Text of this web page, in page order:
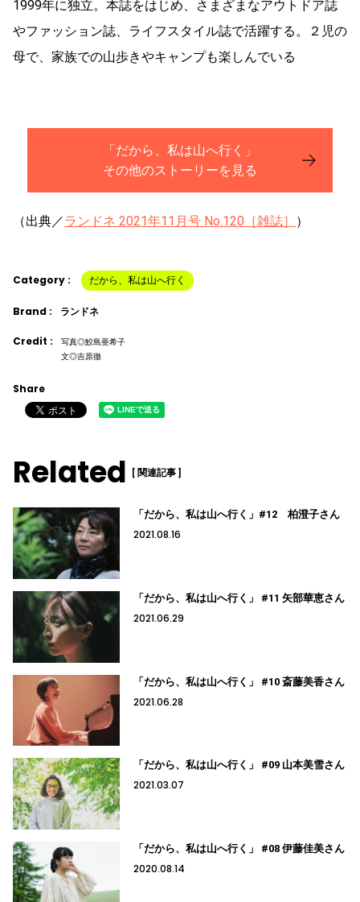
1999年に独立。本誌をはじめ、さまざまなアウトドア誌
やファッション誌、ライフスタイル誌で活躍する。２児の
母で、家族での山歩きやキャンプも楽しんでいる
「だから、私は山へ行く」
その他のストーリーを見る
（出典／ランドネ 2021年11月号 No.120［雑誌］ ）
Category : だから、私は山へ行く
Brand : ランドネ
Credit :
写真◎鮫島亜希子
文◎吉原徹
Share
Related [ 関連記事 ]
「だから、私は山へ行く」#12 柏澄子さん
2021.08.16
「だから、私は山へ行く」 #11 矢部華恵さん
2021.06.29
「だから、私は山へ行く」 #10 斎藤美香さん
2021.06.28
「だから、私は山へ行く」 #09 山本美雪さん
2021.03.07
「だから、私は山へ行く」 #08 伊藤佳美さん
2020.08.14